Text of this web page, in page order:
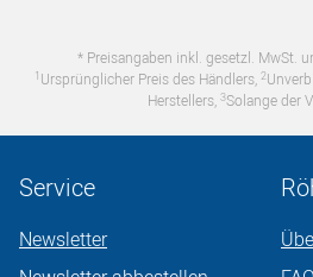
* Preisangaben inkl. gesetzl. MwSt.
1 Ursprünglicher Preis des Händlers, 2
Herstellers, 3Solange der
Service
Newsletter